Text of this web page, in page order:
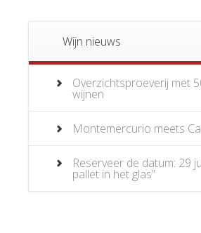
Wijn nieuws
Overzichtsproeverij met
wijnen
Montemercurio meets
Reserveer de datum: 29
pallet in het glas”